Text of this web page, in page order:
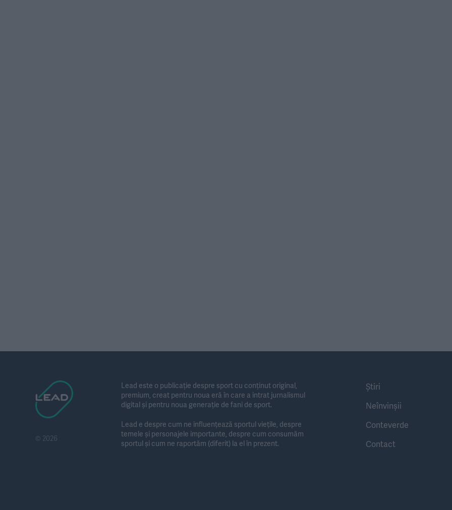
© 2026
Lead este o publicație despre sport cu conținut original,
premium, creat pentru noua eră în care a intrat jurnalismul
digital și pentru noua generație de fani de sport.
Lead e despre cum ne influențează sportul viețile, despre
temele și personajele importante, despre cum consumăm
sportul și cum ne raportăm (diferit) la el în prezent.
Știri
Neînvinșii
Conteverde
Contact